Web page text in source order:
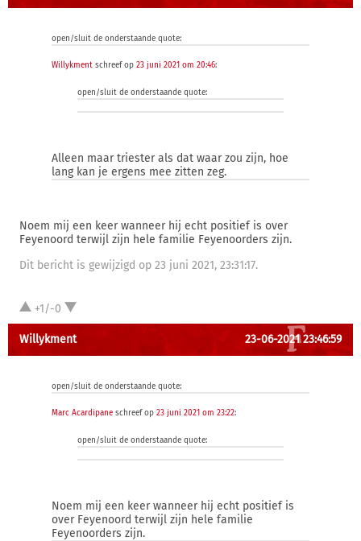
open/sluit de onderstaande quote:
Willykment schreef op 23 juni 2021 om 20:46:
open/sluit de onderstaande quote:
Alleen maar triester als dat waar zou zijn, hoe
lang kan je ergens mee zitten zeg.
Noem mij een keer wanneer hij echt positief is over
Feyenoord terwijl zijn hele familie Feyenoorders zijn.
Dit bericht is gewijzigd op 23 juni 2021, 23:31:17.
+1/-0
Willykment 23-06-2021 23:46:59
open/sluit de onderstaande quote:
Marc Acardipane schreef op 23 juni 2021 om 23:22:
open/sluit de onderstaande quote:
Noem mij een keer wanneer hij echt positief is
over Feyenoord terwijl zijn hele familie
Feyenoorders zijn.